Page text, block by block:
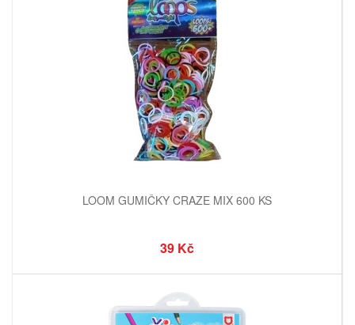
LOOM GUMIČKY CRAZE MIX 600 KS
39 Kč